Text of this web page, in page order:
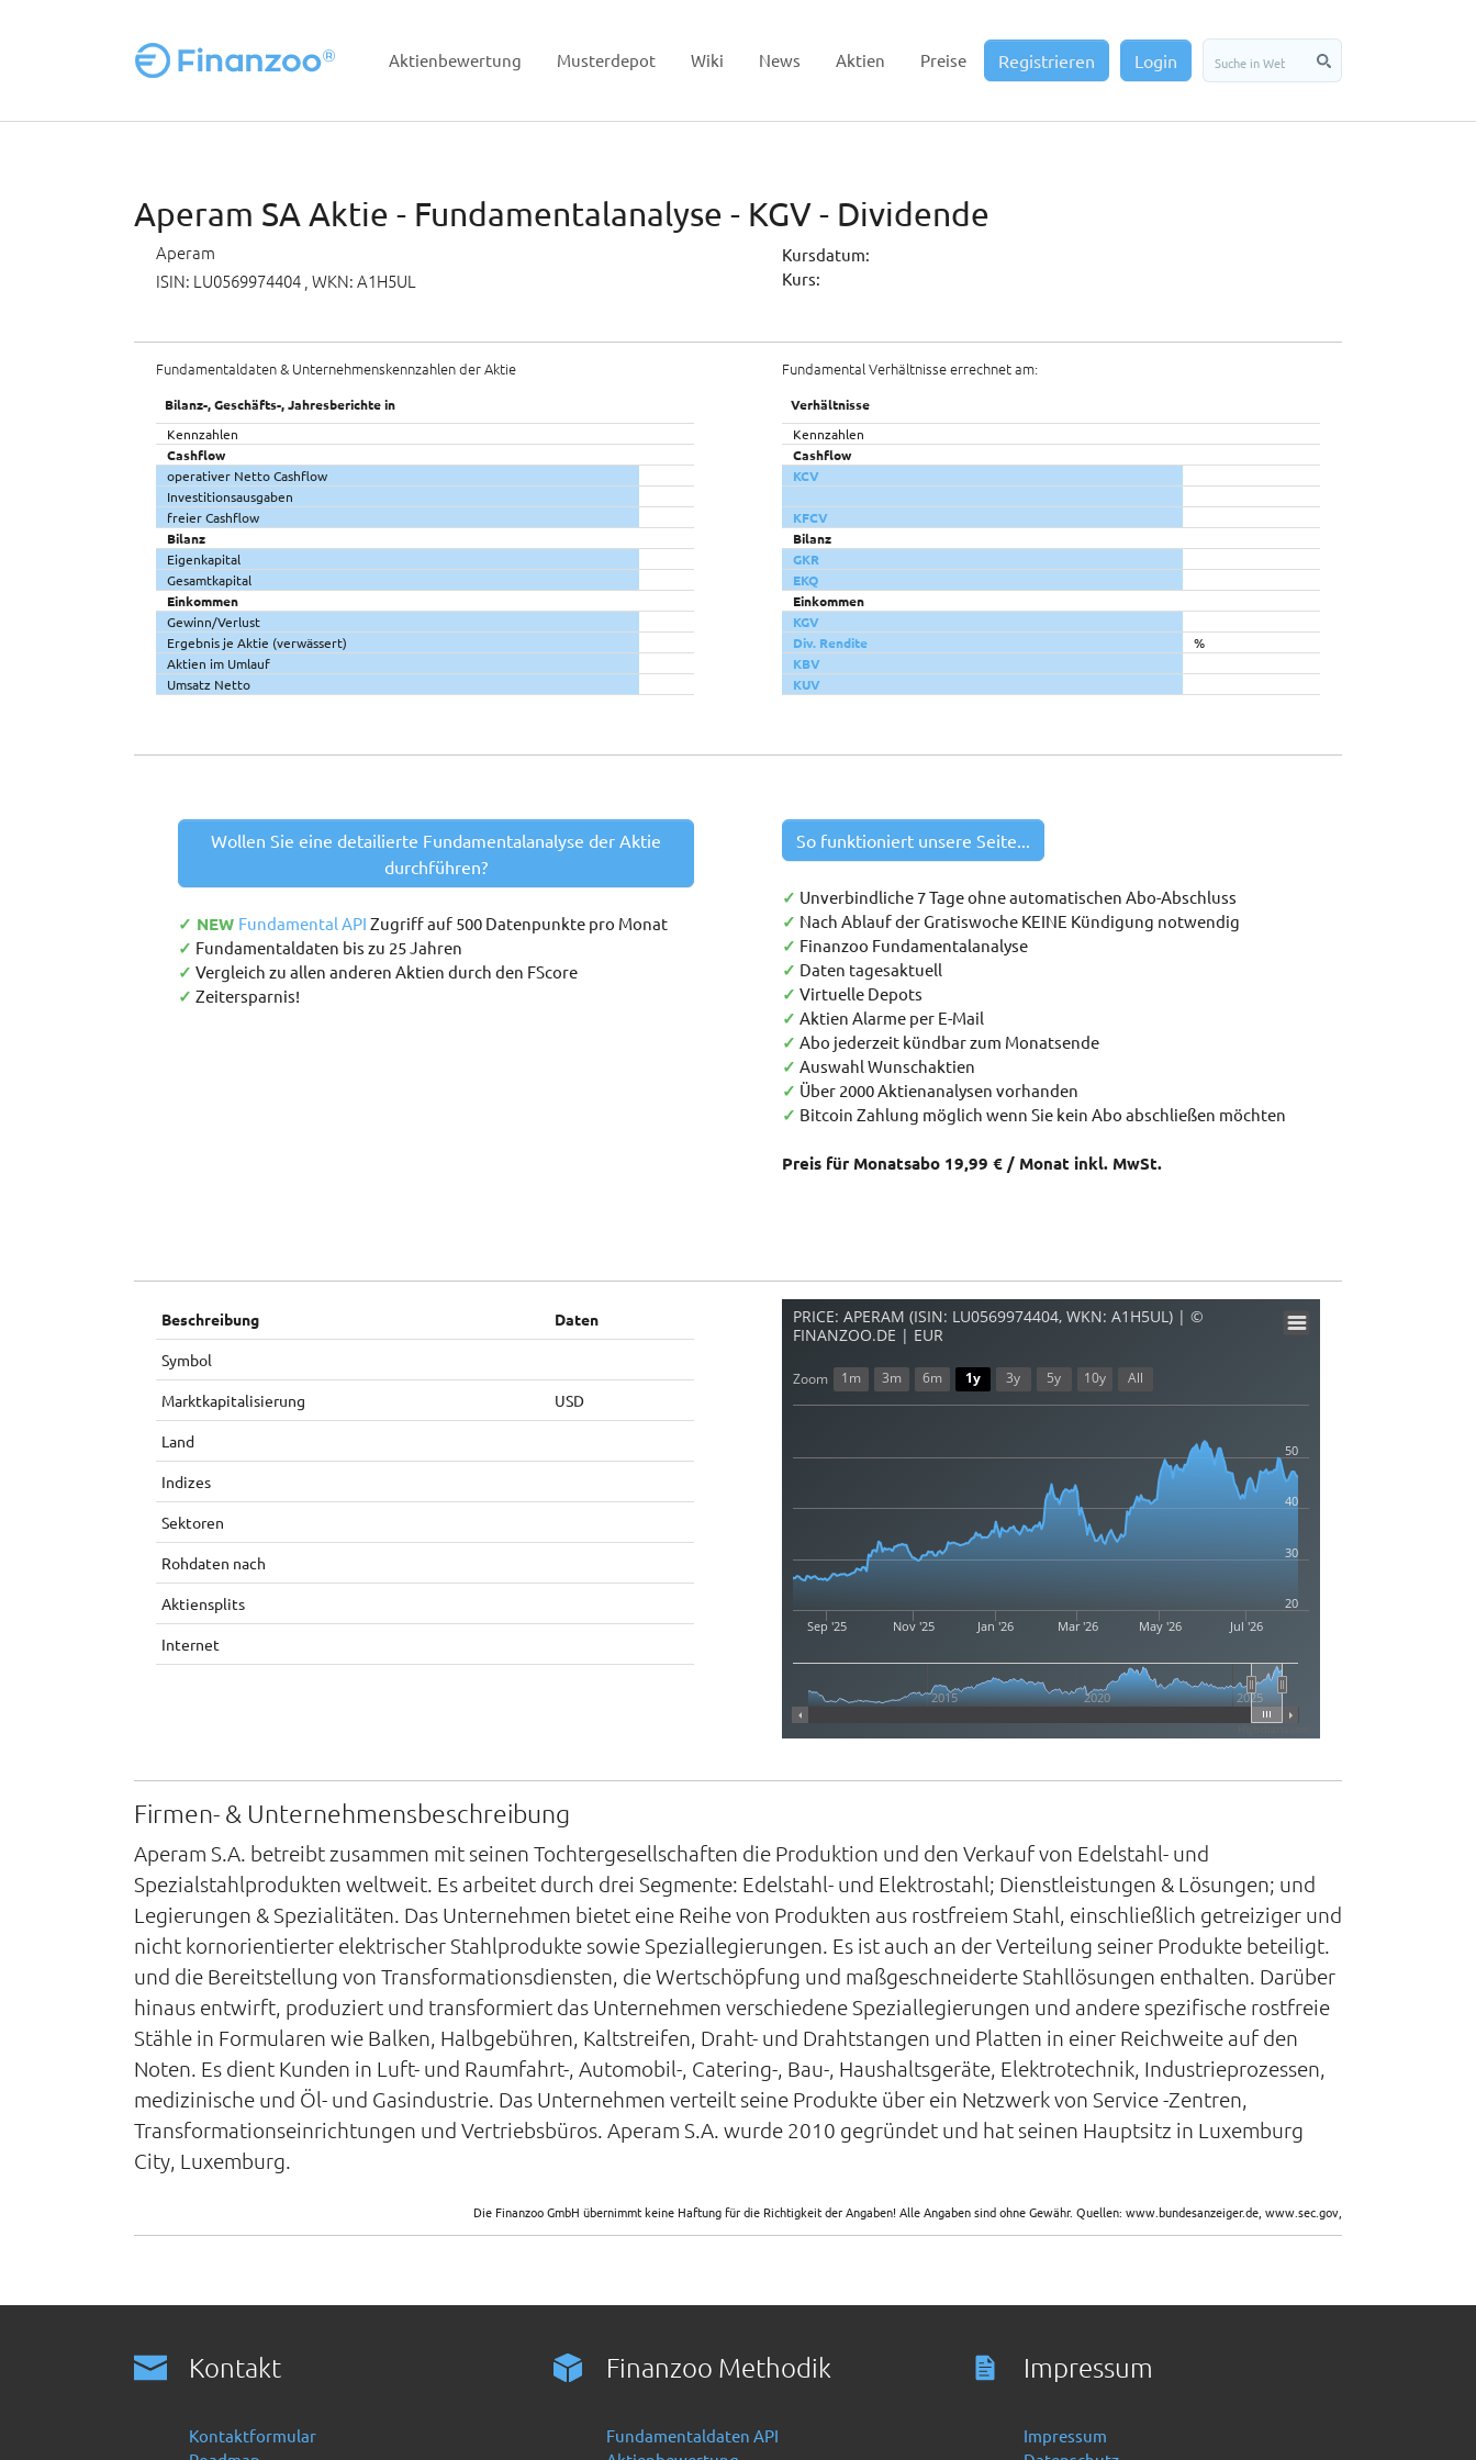
Aktienbewertung Musterdepot Wiki News Aktien Preise Registrieren Login
Aperam SA Aktie - Fundamentalanalyse - KGV - Dividende
Aperam
ISIN: LU0569974404 , WKN: A1H5UL
Kursdatum:
Kurs:
Fundamentaldaten & Unternehmenskennzahlen der Aktie
Bilanz-, Geschäfts-, Jahresberichte in
Kennzahlen
Cashflow
operativer Netto Cashflow
Investitionsausgaben
freier Cashflow
Bilanz
Eigenkapital
Gesamtkapital
Einkommen
Gewinn/Verlust
Ergebnis je Aktie (verwässert)
Aktien im Umlauf
Umsatz Netto
Fundamental Verhältnisse errechnet am:
Verhältnisse
Kennzahlen
Cashflow
KCV
KFCV
Bilanz
GKR
EKQ
Einkommen
KGV
Div. Rendite
%
KBV
KUV
Wollen Sie eine detailierte Fundamentalanalyse der Aktie
durchführen?
✓ NEW Fundamental API Zugriff auf 500 Datenpunkte pro Monat
✓ Fundamentaldaten bis zu 25 Jahren
✓ Vergleich zu allen anderen Aktien durch den FScore
✓ Zeitersparnis!
So funktioniert unsere Seite...
✓ Unverbindliche 7 Tage ohne automatischen Abo-Abschluss
✓ Nach Ablauf der Gratiswoche KEINE Kündigung notwendig
✓ Finanzoo Fundamentalanalyse
✓ Daten tagesaktuell
✓ Virtuelle Depots
✓ Aktien Alarme per E-Mail
✓ Abo jederzeit kündbar zum Monatsende
✓ Auswahl Wunschaktien
✓ Über 2000 Aktienanalysen vorhanden
✓ Bitcoin Zahlung möglich wenn Sie kein Abo abschließen möchten
Preis für Monatsabo 19,99 € / Monat inkl. MwSt.
Beschreibung Daten
Symbol
Marktkapitalisierung USD
Land
Indizes
Sektoren
Rohdaten nach
Aktiensplits
Internet
PRICE: APERAM (ISIN: LU0569974404, WKN: A1H5UL) | ©
FINANZOO.DE | EUR
Sep '25 Nov '25 Jan '26 Mar '26 May '26 Jul '26
2015 2020 2025
20
30
40
50
Zoom 1m 3m 6m 1y 3y 5y 10y All
Firmen- & Unternehmensbeschreibung
Aperam S.A. betreibt zusammen mit seinen Tochtergesellschaften die Produktion und den Verkauf von Edelstahl- und
Spezialstahlprodukten weltweit. Es arbeitet durch drei Segmente: Edelstahl- und Elektrostahl; Dienstleistungen & Lösungen; und
Legierungen & Spezialitäten. Das Unternehmen bietet eine Reihe von Produkten aus rostfreiem Stahl, einschließlich getreiziger und
nicht kornorientierter elektrischer Stahlprodukte sowie Speziallegierungen. Es ist auch an der Verteilung seiner Produkte beteiligt.
und die Bereitstellung von Transformationsdiensten, die Wertschöpfung und maßgeschneiderte Stahllösungen enthalten. Darüber
hinaus entwirft, produziert und transformiert das Unternehmen verschiedene Speziallegierungen und andere spezifische rostfreie
Stähle in Formularen wie Balken, Halbgebühren, Kaltstreifen, Draht- und Drahtstangen und Platten in einer Reichweite auf den
Noten. Es dient Kunden in Luft- und Raumfahrt-, Automobil-, Catering-, Bau-, Haushaltsgeräte, Elektrotechnik, Industrieprozessen,
medizinische und Öl- und Gasindustrie. Das Unternehmen verteilt seine Produkte über ein Netzwerk von Service -Zentren,
Transformationseinrichtungen und Vertriebsbüros. Aperam S.A. wurde 2010 gegründet und hat seinen Hauptsitz in Luxemburg
City, Luxemburg.
Die Finanzoo GmbH übernimmt keine Haftung für die Richtigkeit der Angaben! Alle Angaben sind ohne Gewähr. Quellen: www.bundesanzeiger.de, www.sec.gov,
Kontakt
Kontaktformular
Finanzoo Methodik
Fundamentaldaten API
Impressum
Impressum